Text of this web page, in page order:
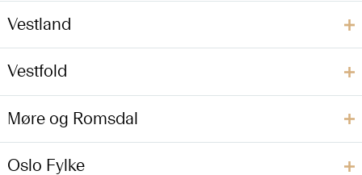
Vestland
Vestfold
Møre og Romsdal
Oslo Fylke